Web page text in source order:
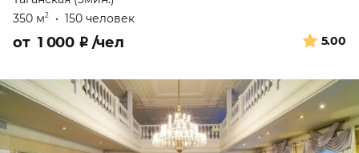
350 м2 • 150 человек
5.00
от 1 000 ₽ /чел